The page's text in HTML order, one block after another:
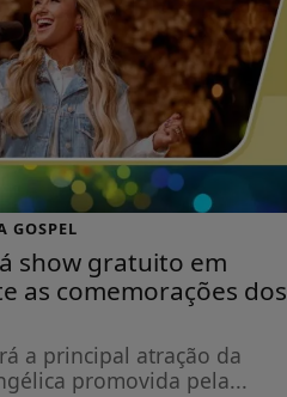
GOSPEL
show gratuito em
as comemorações dos
a principal atração da
promovida pela...